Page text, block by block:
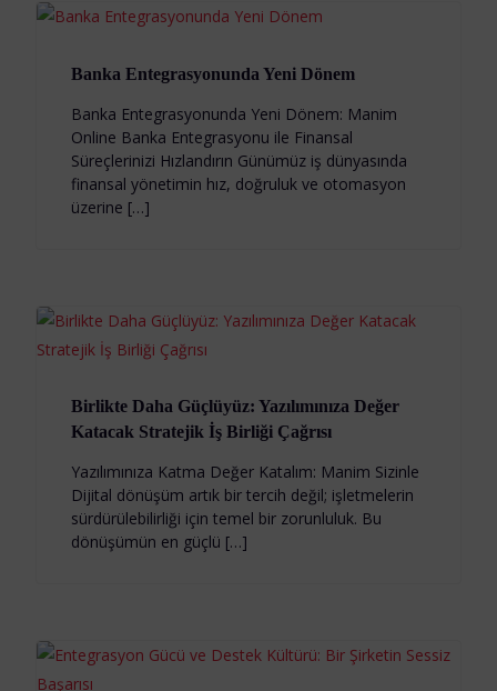
Banka Entegrasyonunda Yeni Dönem
Banka Entegrasyonunda Yeni Dönem: Manim
Online Banka Entegrasyonu ile Finansal
Süreçlerinizi Hızlandırın Günümüz iş dünyasında
finansal yönetimin hız, doğruluk ve otomasyon
üzerine […]
Birlikte Daha Güçlüyüz: Yazılımınıza Değer
Katacak Stratejik İş Birliği Çağrısı
Yazılımınıza Katma Değer Katalım: Manim Sizinle
Dijital dönüşüm artık bir tercih değil; işletmelerin
sürdürülebilirliği için temel bir zorunluluk. Bu
dönüşümün en güçlü […]